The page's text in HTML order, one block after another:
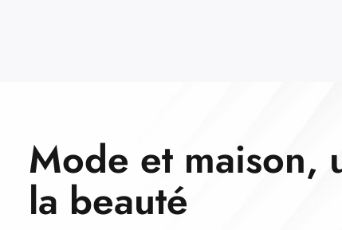
Mode et maison,
la beauté